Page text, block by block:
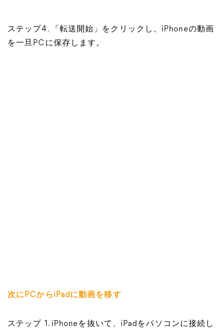
ステップ4. 「転送開始」をクリックし、iPhoneの動画
を一旦PCに保存します。
次にPCからiPadに動画を移す
ステップ 1. iPhoneを抜いて、iPadをパソコンに接続し